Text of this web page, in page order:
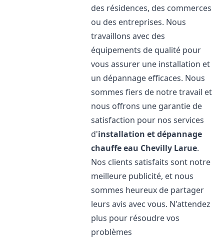
des résidences, des commerces
ou des entreprises. Nous
travaillons avec des
équipements de qualité pour
vous assurer une installation et
un dépannage efficaces. Nous
sommes fiers de notre travail et
nous offrons une garantie de
satisfaction pour nos services
d'installation et dépannage
chauffe eau Chevilly Larue.
Nos clients satisfaits sont notre
meilleure publicité, et nous
sommes heureux de partager
leurs avis avec vous. N'attendez
plus pour résoudre vos
problèmes